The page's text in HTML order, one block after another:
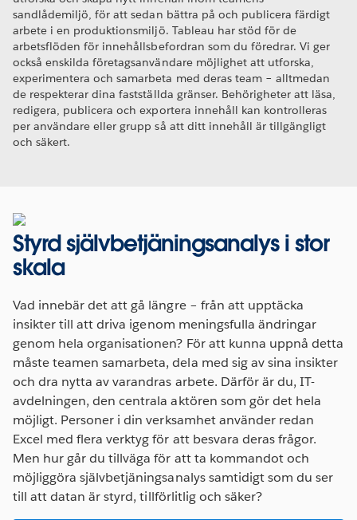
sandlådemiljö, för att sedan bättra på och publicera färdigt
arbete i en produktionsmiljö. Tableau har stöd för de
arbetsflöden för innehållsbefordran som du föredrar. Vi ger
också enskilda företagsanvändare möjlighet att utforska,
experimentera och samarbeta med deras team – alltmedan
de respekterar dina fastställda gränser. Behörigheter att läsa,
redigera, publicera och exportera innehåll kan kontrolleras
per användare eller grupp så att ditt innehåll är tillgängligt
och säkert.
Styrd självbetjäningsanalys i stor
skala
Vad innebär det att gå längre – från att upptäcka
insikter till att driva igenom meningsfulla ändringar
genom hela organisationen? För att kunna uppnå detta
måste teamen samarbeta, dela med sig av sina insikter
och dra nytta av varandras arbete. Därför är du, IT-
avdelningen, den centrala aktören som gör det hela
möjligt. Personer i din verksamhet använder redan
Excel med flera verktyg för att besvara deras frågor.
Men hur går du tillväga för att ta kommandot och
möjliggöra självbetjäningsanalys samtidigt som du ser
till att datan är styrd, tillförlitlig och säker?